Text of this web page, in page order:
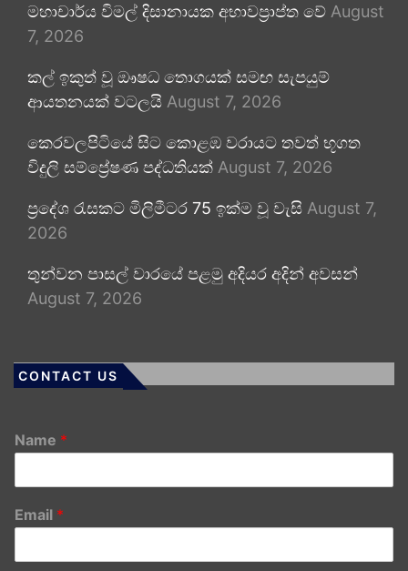
මහාචාර්ය විමල් දිසානායක අභාවප්‍රාප්ත වේ August
7, 2026
කල් ඉකුත් වූ ඖෂධ තොගයක් සමඟ සැපයුම්
ආයතනයක් වටලයි August 7, 2026
කෙරවලපිටියේ සිට කොළඹ වරායට තවත් භූගත
විදුලි සම්ප්‍රේෂණ පද්ධතියක් August 7, 2026
ප්‍රදේශ රැසකට මිලිමීටර 75 ඉක්ම වූ වැසි August 7,
2026
තුන්වන පාසල් වාරයේ පළමු අදියර අදින් අවසන්
August 7, 2026
CONTACT US
Name *
Email *